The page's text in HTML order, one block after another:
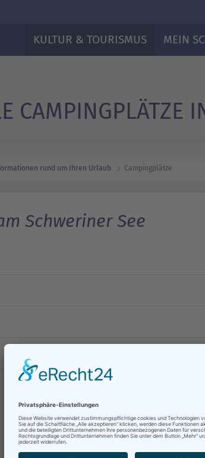
KULTUR & TOURISMUS MEIN
CAMPINGPLÄTZE
rund um Ihren Urlaub Campingplätze
Schweriner See